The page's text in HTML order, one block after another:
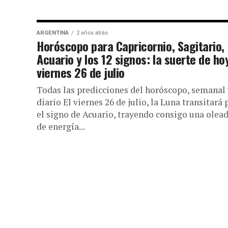
ARGENTINA 2 años atrás
Horóscopo para Capricornio, Sagitario,
Acuario y los 12 signos: la suerte de
viernes 26 de julio
Todas las predicciones del horóscopo, semanal
diario El viernes 26 de julio, la Luna transitará
el signo de Acuario, trayendo consigo una
de energía...